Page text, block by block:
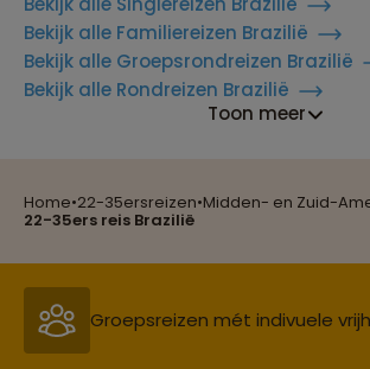
Home•22-35ersreizen•Midden- en Zuid-
22-35ers reis Brazilië
Bekijk alle Familiereizen Brazilië
Bekijk alle Groepsrondreizen Brazilië
Bekijk alle Rondreizen Brazilië
Toon meer
Reizen met oog voor mens,
Groepsreizen mét indivuele
Persoonlijk en deskundig